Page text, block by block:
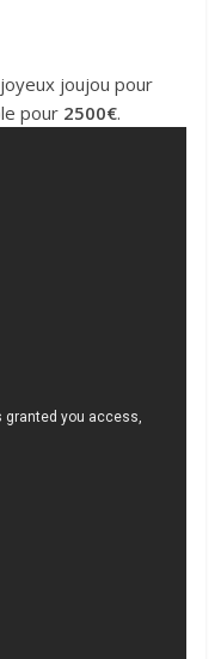
joujou pour
pour 2500€.